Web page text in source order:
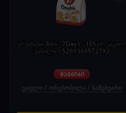
კრუასანი მინი "7Days" 185გრ კაკაო/
ვანილი / 5201360572793
ვაფლი / ორცხობილა / ნამცხვარი